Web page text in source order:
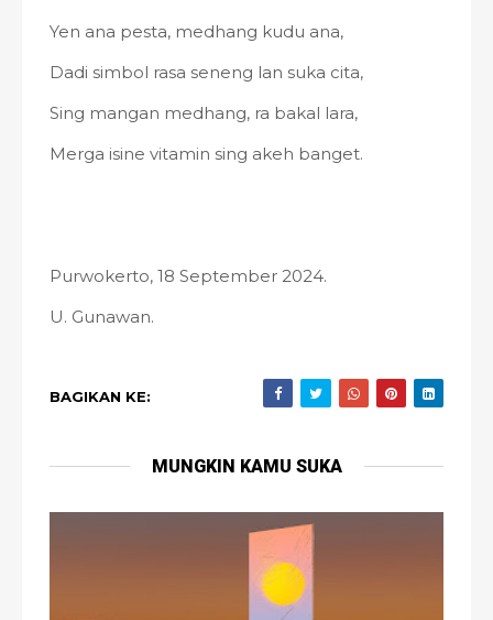
Yen ana pesta, medhang kudu ana,
Dadi simbol rasa seneng lan suka cita,
Sing mangan medhang, ra bakal lara,
Merga isine vitamin sing akeh banget.
Purwokerto, 18 September 2024.
U. Gunawan.
BAGIKAN KE:
MUNGKIN KAMU SUKA